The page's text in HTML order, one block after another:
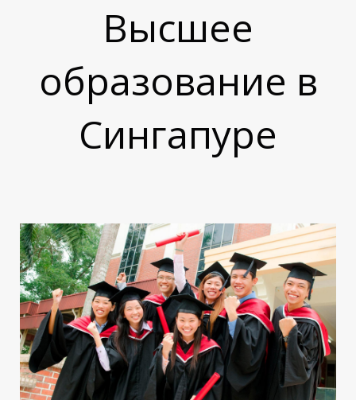
О
Высшее
образование в
Сингапуре